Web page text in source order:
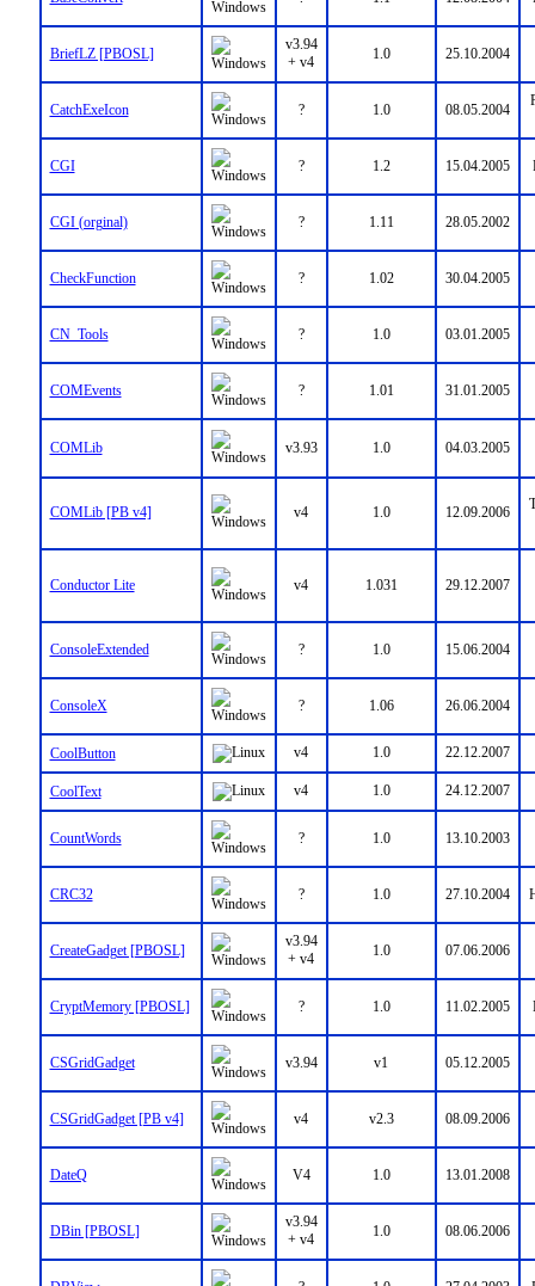
BriefLZ [PBOSL]
v3.94
+ v4
1.0 25.10.2004
CatchExeIcon ? 1.0 08.05.2004
CGI ? 1.2 15.04.2005
CGI (orginal) ? 1.11 28.05.2002
CheckFunction ? 1.02 30.04.2005
CN_Tools ? 1.0 03.01.2005
COMEvents ? 1.01 31.01.2005
COMLib v3.93 1.0 04.03.2005
COMLib [PB v4] v4 1.0 12.09.2006
Conductor Lite v4 1.031 29.12.2007
ConsoleExtended ? 1.0 15.06.2004
ConsoleX ? 1.06 26.06.2004
CoolButton v4 1.0 22.12.2007
CoolText v4 1.0 24.12.2007
CountWords ? 1.0 13.10.2003
CRC32 ? 1.0 27.10.2004
CreateGadget [PBOSL]
v3.94
+ v4
1.0 07.06.2006
CryptMemory [PBOSL] ? 1.0 11.02.2005
CSGridGadget v3.94 v1 05.12.2005
CSGridGadget [PB v4] v4 v2.3 08.09.2006
DateQ V4 1.0 13.01.2008
DBin [PBOSL]
v3.94
+ v4
1.0 08.06.2006